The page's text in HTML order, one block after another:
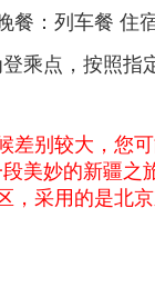
餐：列车餐 住
乘点，按照指
差别较大，您
美妙的新疆之
，采用的是北